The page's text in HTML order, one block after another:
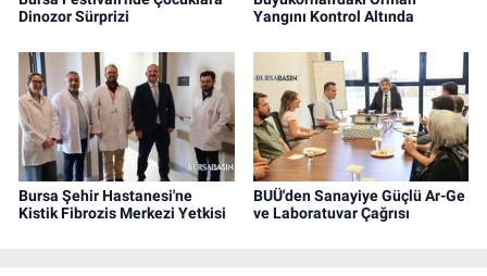
Dinozor Sürprizi
Yangını Kontrol Altında
Bursa Şehir Hastanesi'ne
Kistik Fibrozis Merkezi Yetkisi
BUÜ'den Sanayiye Güçlü Ar-Ge
ve Laboratuvar Çağrısı